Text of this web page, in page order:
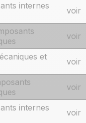
internes
voir
voir
et
voir
voir
internes
voir